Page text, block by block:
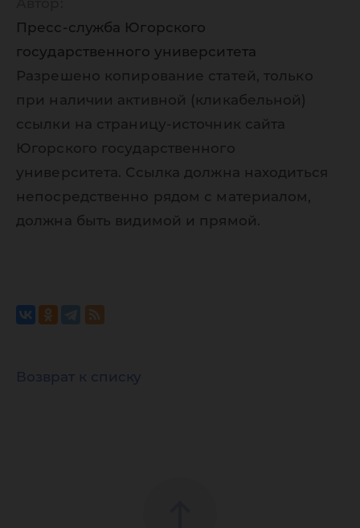
Пресс-служба Югорского
государственного университета
Разрешено копирование статей, только
при наличии активной (кликабельной)
ссылки на страницу-источник сайта
Югорского государственного
университета. Ссылка должна находиться
непосредственно рядом с материалом,
должна быть видимой и прямой.
Возврат к списку